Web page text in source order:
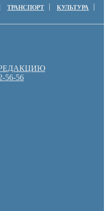
ТРАНСПОРТ КУЛЬТУРА
56-56